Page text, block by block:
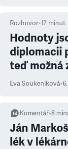
Rozhovor•12 minut
Hodnoty
diplomacii
teď možná
Eva Soukeníková•
Komentář•8
Ján
lék v